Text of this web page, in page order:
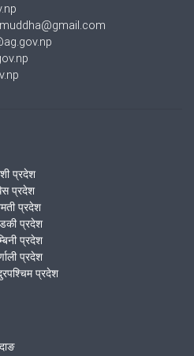
प्रदेश
प्रदेश
प्रदेश
प्रदेश
प्रदेश
प्रदेश
प्रदेश